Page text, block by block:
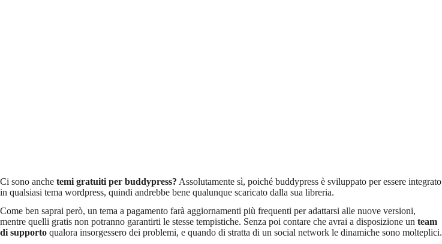
Ci sono anche temi gratuiti per buddypress? Assolutamente sì, poiché buddypress è sviluppato per essere integrato
in qualsiasi tema wordpress, quindi andrebbe bene qualunque scaricato dalla sua libreria.
Come ben saprai però, un tema a pagamento farà aggiornamenti più frequenti per adattarsi alle nuove versioni,
mentre quelli gratis non potranno garantirti le stesse tempistiche. Senza poi contare che avrai a disposizione un team
di supporto qualora insorgessero dei problemi, e quando di stratta di un social network le dinamiche sono molteplici.